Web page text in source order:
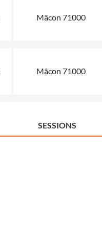
Mâcon 71000
Mâcon 71000
SESSIONS